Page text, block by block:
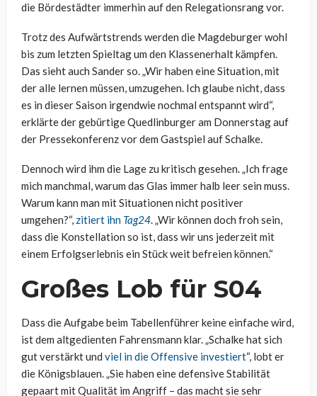
die Bördestädter immerhin auf den Relegationsrang vor.
Trotz des Aufwärtstrends werden die Magdeburger wohl
bis zum letzten Spieltag um den Klassenerhalt kämpfen.
Das sieht auch Sander so. „Wir haben eine Situation, mit
der alle lernen müssen, umzugehen. Ich glaube nicht, dass
es in dieser Saison irgendwie nochmal entspannt wird“,
erklärte der gebürtige Quedlinburger am Donnerstag auf
der Pressekonferenz vor dem Gastspiel auf Schalke.
Dennoch wird ihm die Lage zu kritisch gesehen. „Ich frage
mich manchmal, warum das Glas immer halb leer sein muss.
Warum kann man mit Situationen nicht positiver
umgehen?“, zitiert ihn Tag24. „Wir können doch froh sein,
dass die Konstellation so ist, dass wir uns jederzeit mit
einem Erfolgserlebnis ein Stück weit befreien können.“
Großes Lob für S04
Dass die Aufgabe beim Tabellenführer keine einfache wird,
ist dem altgedienten Fahrensmann klar. „Schalke hat sich
gut verstärkt und viel in die Offensive investiert“, lobt er
die Königsblauen. „Sie haben eine defensive Stabilität
gepaart mit Qualität im Angriff – das macht sie sehr